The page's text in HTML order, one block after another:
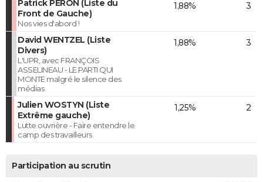
Patrick PERON (Liste du
Front de Gauche)
Nos vies d'abord !
1,88% 3
David WENTZEL (Liste
Divers)
L'UPR, avec FRANÇOIS
ASSELINEAU - LE PARTI QUI
MONTE malgré le silence des
médias
1,88% 3
Julien WOSTYN (Liste
Extrême gauche)
Lutte ouvrière - Faire entendre le
camp des travailleurs
1,25% 2
Participation au scrutin